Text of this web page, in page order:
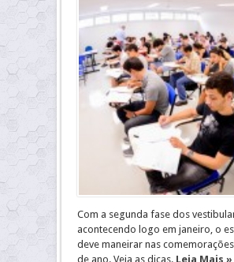
Com a segunda fase dos
acontecendo logo em janeiro, o
deve maneirar nas
de ano. Veja as dicas. Leia Mais »